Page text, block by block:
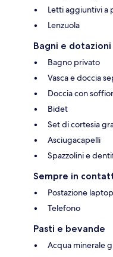
Letti aggiuntivi a
Lenzuola
Bagni e dotazioni
Bagno privato
Vasca e doccia
Doccia con
Bidet
Set di cortesia
Asciugacapelli
Spazzolini e
Sempre in
Postazione laptop
Telefono
Pasti e bevande
Acqua minerale